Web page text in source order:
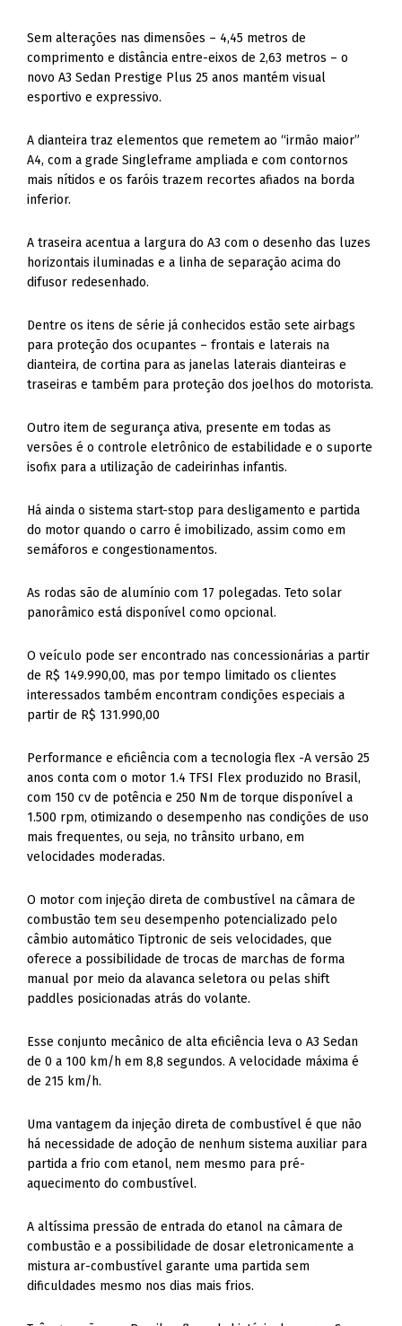
Sem alterações nas dimensões – 4,45 metros de
comprimento e distância entre-eixos de 2,63 metros – o
novo A3 Sedan Prestige Plus 25 anos mantém visual
esportivo e expressivo.
A dianteira traz elementos que remetem ao “irmão maior”
A4, com a grade Singleframe ampliada e com contornos
mais nítidos e os faróis trazem recortes afiados na borda
inferior.
A traseira acentua a largura do A3 com o desenho das luzes
horizontais iluminadas e a linha de separação acima do
difusor redesenhado.
Dentre os itens de série já conhecidos estão sete airbags
para proteção dos ocupantes – frontais e laterais na
dianteira, de cortina para as janelas laterais dianteiras e
traseiras e também para proteção dos joelhos do motorista.
Outro item de segurança ativa, presente em todas as
versões é o controle eletrônico de estabilidade e o suporte
isofix para a utilização de cadeirinhas infantis.
Há ainda o sistema start-stop para desligamento e partida
do motor quando o carro é imobilizado, assim como em
semáforos e congestionamentos.
As rodas são de alumínio com 17 polegadas. Teto solar
panorâmico está disponível como opcional.
O veículo pode ser encontrado nas concessionárias a partir
de R$ 149.990,00, mas por tempo limitado os clientes
interessados também encontram condições especiais a
partir de R$ 131.990,00
Performance e eficiência com a tecnologia flex -A versão 25
anos conta com o motor 1.4 TFSI Flex produzido no Brasil,
com 150 cv de potência e 250 Nm de torque disponível a
1.500 rpm, otimizando o desempenho nas condições de uso
mais frequentes, ou seja, no trânsito urbano, em
velocidades moderadas.
O motor com injeção direta de combustível na câmara de
combustão tem seu desempenho potencializado pelo
câmbio automático Tiptronic de seis velocidades, que
oferece a possibilidade de trocas de marchas de forma
manual por meio da alavanca seletora ou pelas shift
paddles posicionadas atrás do volante.
Esse conjunto mecânico de alta eficiência leva o A3 Sedan
de 0 a 100 km/h em 8,8 segundos. A velocidade máxima é
de 215 km/h.
Uma vantagem da injeção direta de combustível é que não
há necessidade de adoção de nenhum sistema auxiliar para
partida a frio com etanol, nem mesmo para pré-
aquecimento do combustível.
A altíssima pressão de entrada do etanol na câmara de
combustão e a possibilidade de dosar eletronicamente a
mistura ar-combustível garante uma partida sem
dificuldades mesmo nos dias mais frios.